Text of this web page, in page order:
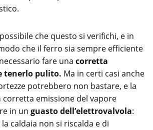
che questo si verifichi, e in
che il ferro sia sempre efficiente
fare una corretta
tenerlo pulito. Ma in certi casi anche
potrebbero non bastare, e la
corretta emissione del vapore
in un guasto dell’elettrovalvola:
caldaia non si riscalda e di